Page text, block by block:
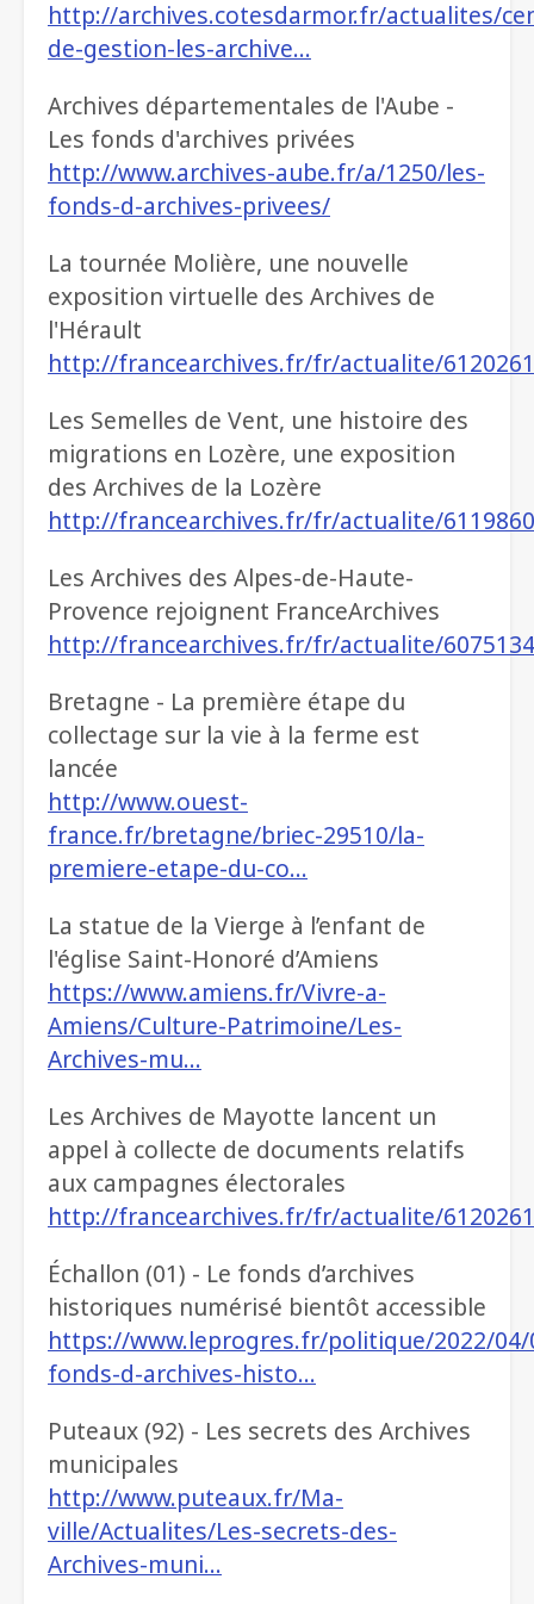
http://archives.cotesdarmor.fr/actualites/
de-gestion-les-archive…
Archives départementales de l'Aube -
Les fonds d'archives privées
http://www.archives-aube.fr/a/1250/les-
fonds-d-archives-privees/
La tournée Molière, une nouvelle
exposition virtuelle des Archives de
l'Hérault
http://francearchives.fr/fr/actualite/
Les Semelles de Vent, une histoire des
migrations en Lozère, une exposition
des Archives de la Lozère
http://francearchives.fr/fr/actualite/
Les Archives des Alpes-de-Haute-
Provence rejoignent FranceArchives
http://francearchives.fr/fr/actualite/
Bretagne - La première étape du
collectage sur la vie à la ferme est
lancée
http://www.ouest-
france.fr/bretagne/briec-29510/la-
premiere-etape-du-co…
La statue de la Vierge à l’enfant de
l'église Saint-Honoré d’Amiens
https://www.amiens.fr/Vivre-a-
Amiens/Culture-Patrimoine/Les-
Archives-mu…
Les Archives de Mayotte lancent un
appel à collecte de documents relatifs
aux campagnes électorales
http://francearchives.fr/fr/actualite/
Échallon (01) - Le fonds d’archives
historiques numérisé bientôt accessible
https://www.leprogres.fr/politique/2022/
fonds-d-archives-histo…
Puteaux (92) - Les secrets des Archives
municipales
http://www.puteaux.fr/Ma-
ville/Actualites/Les-secrets-des-
Archives-muni…